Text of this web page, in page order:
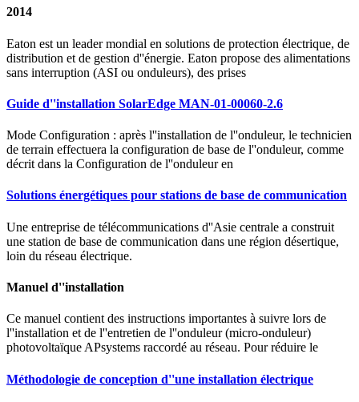
2014
Eaton est un leader mondial en solutions de protection électrique, de
distribution et de gestion d''énergie. Eaton propose des alimentations
sans interruption (ASI ou onduleurs), des prises
Guide d''installation SolarEdge MAN-01-00060-2.6
Mode Configuration : après l''installation de l''onduleur, le technicien
de terrain effectuera la configuration de base de l''onduleur, comme
décrit dans la Configuration de l''onduleur en
Solutions énergétiques pour stations de base de communication
Une entreprise de télécommunications d''Asie centrale a construit
une station de base de communication dans une région désertique,
loin du réseau électrique.
Manuel d''installation
Ce manuel contient des instructions importantes à suivre lors de
l''installation et de l''entretien de l''onduleur (micro-onduleur)
photovoltaïque APsystems raccordé au réseau. Pour réduire le
Méthodologie de conception d''une installation électrique